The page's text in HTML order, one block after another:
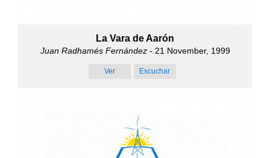
La Vara de Aarón
Juan Radhamés Fernández- 21 November, 1999
Ver Escuchar